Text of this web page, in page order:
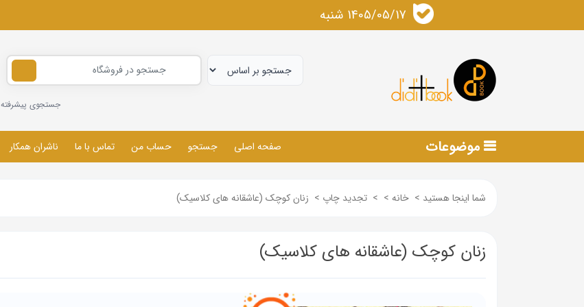
1405/05/17 شنبه
جستجوی پیشرفته
موضوعات صفحه اصلی جستجو حساب من تماس با ما ناشران همکار
شما اینجا هستید > خانه >
> تجدید چاپ > زنان کوچک (عاشقانه های کلاسیک)
زنان کوچک (عاشقانه های کلاسیک)